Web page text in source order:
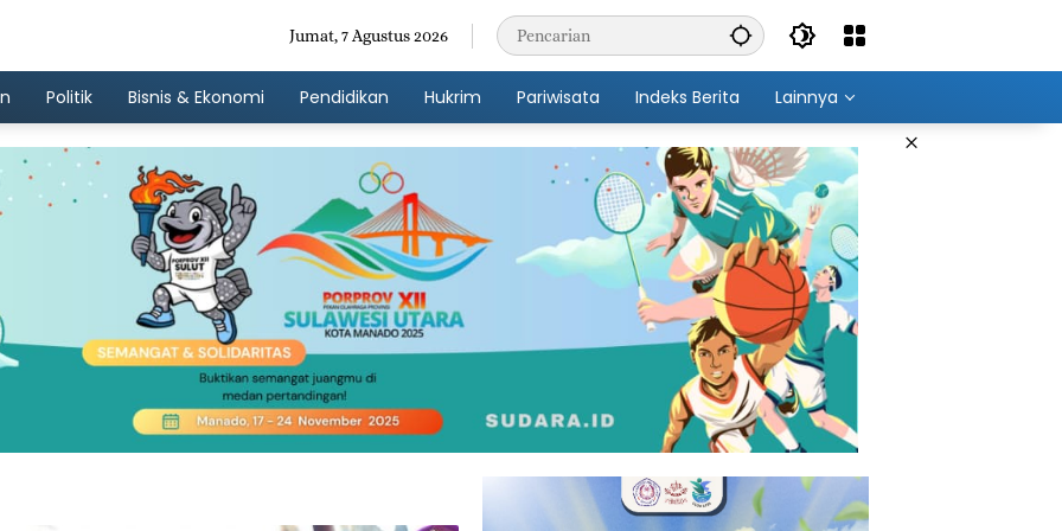
Jumat, 7 Agustus 2026
Politik Bisnis & Ekonomi Pendidikan Hukrim Pariwisata Indeks Berita Lainnya
×